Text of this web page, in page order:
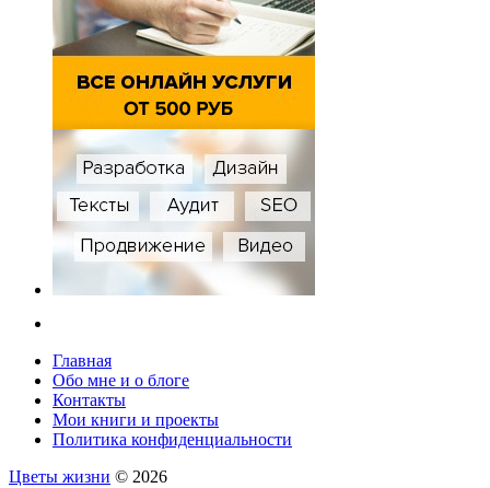
Главная
Обо мне и о блоге
Контакты
Мои книги и проекты
Политика конфиденциальности
Цветы жизни © 2026